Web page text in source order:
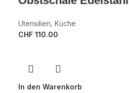
Utensilien, Küche
CHF 110.00
In den Warenkorb